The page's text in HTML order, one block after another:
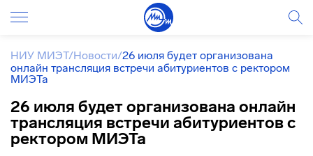
НИУ МИЭТ/Новости/26 июля будет организована
онлайн трансляция встречи абитуриентов с ректором
МИЭТа
26 июля будет организована онлайн
трансляция встречи абитуриентов с
ректором МИЭТа